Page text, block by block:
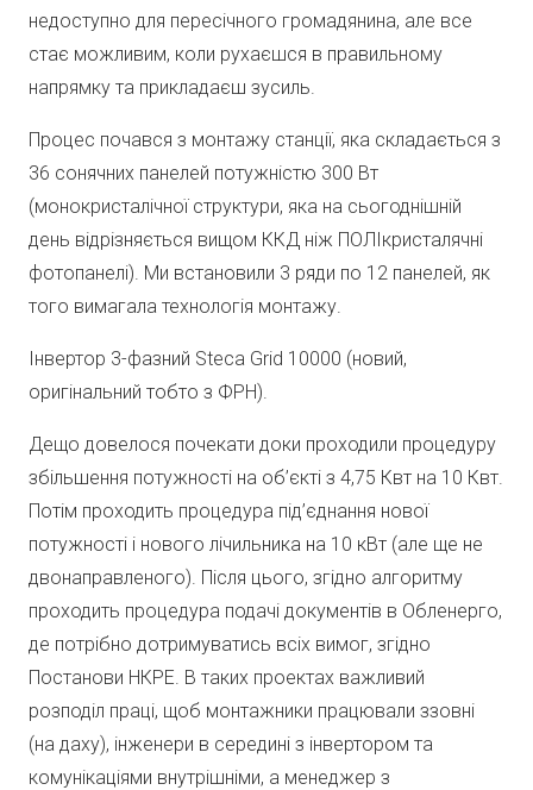
недоступно для пересічного громадянина, але все
стає можливим, коли рухаєшся в правильному
напрямку та прикладаєш зусиль.
Процес почався з монтажу станції, яка складається з
36 сонячних панелей потужністю 300 Вт
(монокристалічної структури, яка на сьогоднішній
день відрізняється вищом ККД ніж ПОЛІкристалячні
фотопанелі). Ми встановили 3 ряди по 12 панелей, як
того вимагала технологія монтажу.
Інвертор 3-фазний Steca Grid 10000 (новий,
оригінальний тобто з ФРН).
Дещо довелося почекати доки проходили процедуру
збільшення потужності на об’єкті з 4,75 Квт на 10 Квт.
Потім проходить процедура під’єднання нової
потужності і нового лічильника на 10 кВт (але ще не
двонаправленого). Після цього, згідно алгоритму
проходить процедура подачі документів в Обленерго,
де потрібно дотримуватись всіх вимог, згідно
Постанови НКРЕ. В таких проектах важливий
розподіл праці, щоб монтажники працювали ззовні
(на даху), інженери в середині з інвертором та
комунікаціями внутрішніми, а менеджер з